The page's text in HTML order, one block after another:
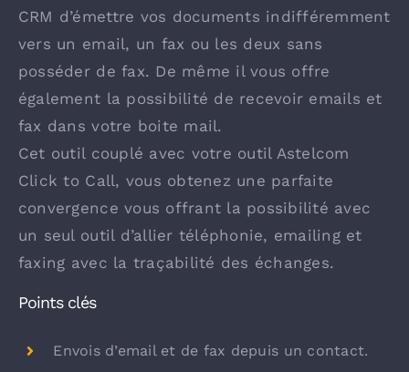
CRM d’émettre vos documents indifféremment
vers un email, un fax ou les deux sans
posséder de fax. De même il vous offre
également la possibilité de recevoir emails et
fax dans votre boite mail.
Cet outil couplé avec votre outil Astelcom
Click to Call, vous obtenez une parfaite
convergence vous offrant la possibilité avec
un seul outil d’allier téléphonie, emailing et
faxing avec la traçabilité des échanges.
Points clés
Envois d’email et de fax depuis un contact.